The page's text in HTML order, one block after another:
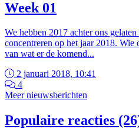
Week 01
We hebben 2017 achter ons
concentreren op het jaar 2018.
van wat er de komend...
2 januari 2018, 10:41
4
Meer nieuwsberichten
Populaire reacties